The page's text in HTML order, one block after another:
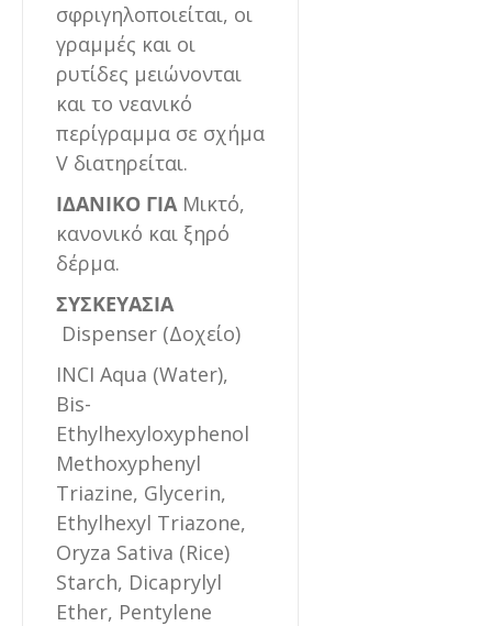
σφριγηλοποιείται, οι
γραμμές και οι
ρυτίδες μειώνονται
και το νεανικό
περίγραμμα σε σχήμα
V διατηρείται.
ΙΔΑΝΙΚΟ ΓΙΑΜικτό,
κανονικό και ξηρό
δέρμα.
ΣΥΣΚΕΥΑΣΙΑ
Dispenser (Δοχείο)
INCI Aqua (Water),
Bis-
Ethylhexyloxyphenol
Methoxyphenyl
Triazine, Glycerin,
Ethylhexyl Triazone,
Oryza Sativa (Rice)
Starch, Dicaprylyl
Ether, Pentylene